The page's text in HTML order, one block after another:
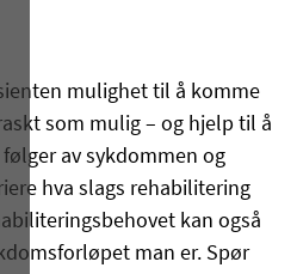
mulighet til å komme
som mulig – og hjelp til å
av sykdommen og
hva slags rehabilitering
kan også
man er. Spør